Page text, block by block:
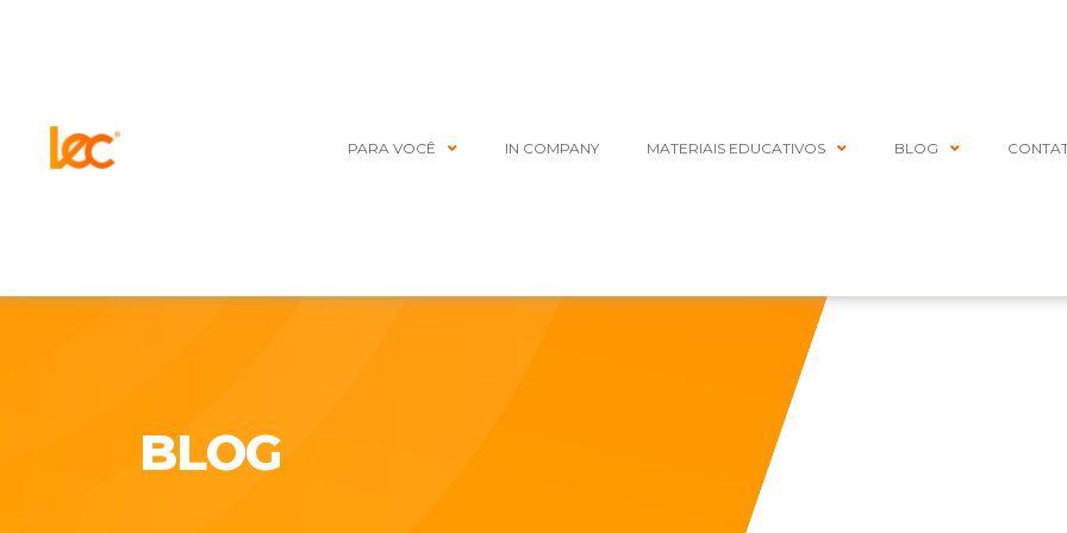
PARA VOCÊ IN COMPANY MATERIAIS EDUCATIVOS BLOG
BLOG